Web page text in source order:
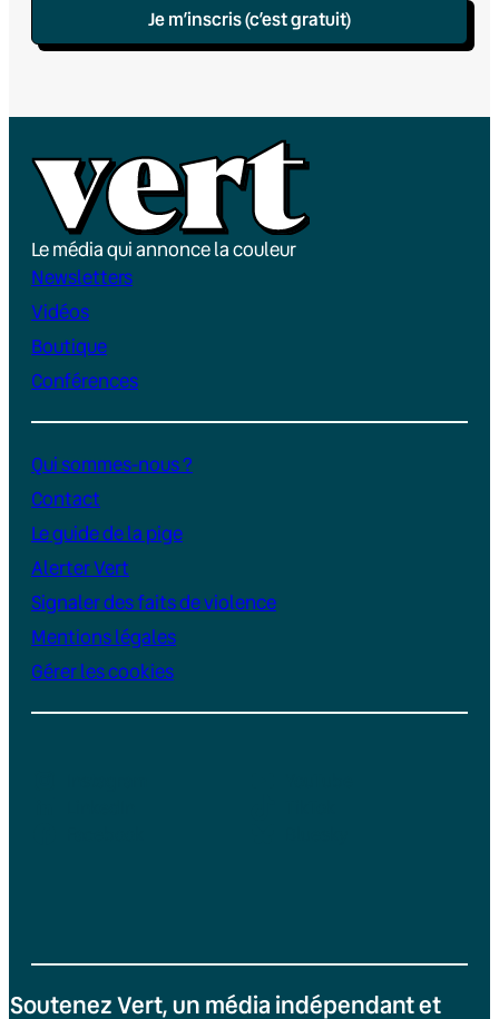
Je m’inscris (c’est gratuit)
Le média qui annonce la couleur
Newsletters
Vidéos
Boutique
Conférences
Qui sommes-nous ?
Contact
Le guide de la pige
Alerter Vert
Signaler des faits de violence
Mentions légales
Gérer les cookies
Soutenez Vert, un média indépendant et